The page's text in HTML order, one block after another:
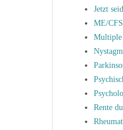
Jetzt
ME/CFS
Multiple
Rente